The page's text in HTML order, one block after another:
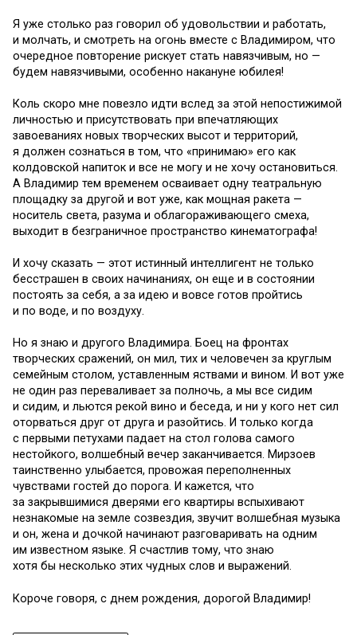
Я уже столько раз говорил об удовольствии и работать,
и молчать, и смотреть на огонь вместе с Владимиром, что
очередное повторение рискует стать навязчивым, но —
будем навязчивыми, особенно накануне юбилея!
Коль скоро мне повезло идти вслед за этой непостижимой
личностью и присутствовать при впечатляющих
завоеваниях новых творческих высот и территорий,
я должен сознаться в том, что «принимаю» его как
колдовской напиток и все не могу и не хочу остановиться.
А Владимир тем временем осваивает одну театральную
площадку за другой и вот уже, как мощная ракета —
носитель света, разума и облагораживающего смеха,
выходит в безграничное пространство кинематографа!
И хочу сказать — этот истинный интеллигент не только
бесстрашен в своих начинаниях, он еще и в состоянии
постоять за себя, а за идею и вовсе готов пройтись
и по воде, и по воздуху.
Но я знаю и другого Владимира. Боец на фронтах
творческих сражений, он мил, тих и человечен за круглым
семейным столом, уставленным яствами и вином. И вот уже
не один раз переваливает за полночь, а мы все сидим
и сидим, и льются рекой вино и беседа, и ни у кого нет сил
оторваться друг от друга и разойтись. И только когда
с первыми петухами падает на стол голова самого
нестойкого, волшебный вечер заканчивается. Мирзоев
таинственно улыбается, провожая переполненных
чувствами гостей до порога. И кажется, что
за закрывшимися дверями его квартиры вспыхивают
незнакомые на земле созвездия, звучит волшебная музыка
и он, жена и дочкой начинают разговаривать на одним
им известном языке. Я счастлив тому, что знаю
хотя бы несколько этих чудных слов и выражений.
Короче говоря, с днем рождения, дорогой Владимир!